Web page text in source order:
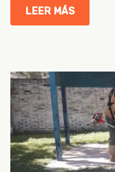
LEER MÁS